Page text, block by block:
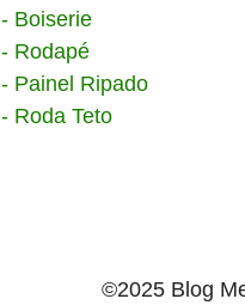
- Boiserie
- Rodapé
- Painel Ripado
- Roda Teto
©2025 Blog